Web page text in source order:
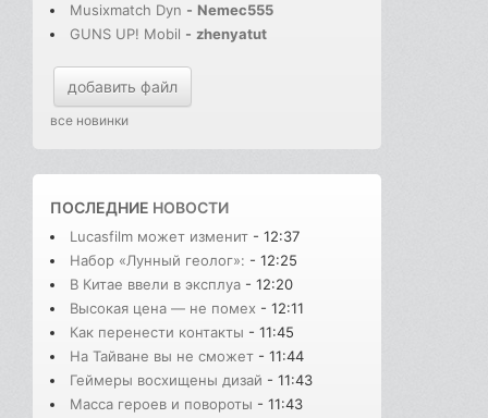
Musixmatch Dyn - Nemec555
GUNS UP! Mobil - zhenyatut
добавить файл
все новинки
ПОСЛЕДНИЕ НОВОСТИ
Lucasfilm может изменит - 12:37
Набор «Лунный геолог»: - 12:25
В Китае ввели в эксплуа - 12:20
Высокая цена — не помех - 12:11
Как перенести контакты - 11:45
На Тайване вы не сможет - 11:44
Геймеры восхищены дизай - 11:43
Масса героев и повороты - 11:43